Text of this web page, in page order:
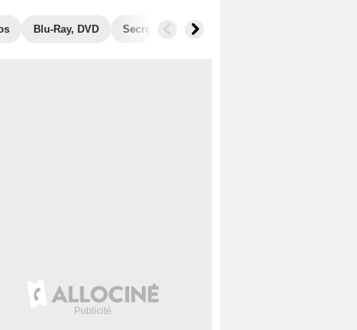
Blu-Ray, DVD Secrets de tournage